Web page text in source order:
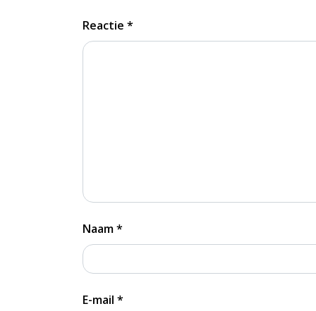
Reactie *
Naam*
E-mail *